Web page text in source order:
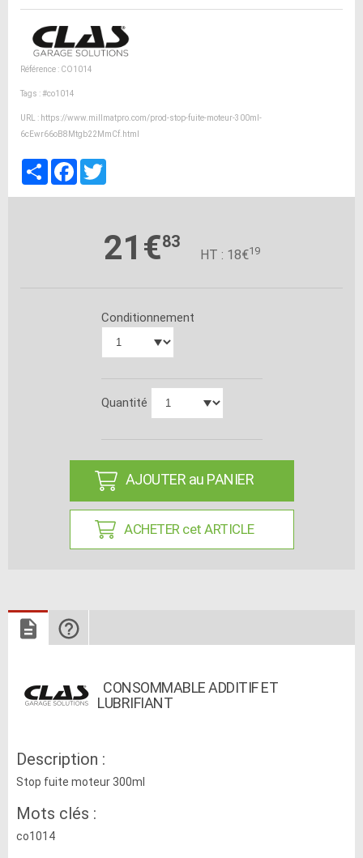
Référence : CO1014
Tags :#co1014
URL : https://www.millmatpro.com/prod-stop-fuite-moteur-300ml-
6cEwr66oB8Mtgb22MmCf.html
PartagerFacebook
21€83
HT : 18€19
Conditionnement
Quantité
AJOUTER au PANIER
ACHETER cet ARTICLE
CONSOMMABLE ADDITIF ET
LUBRIFIANT
Description :
Stop fuite moteur 300ml
Mots clés :
co1014